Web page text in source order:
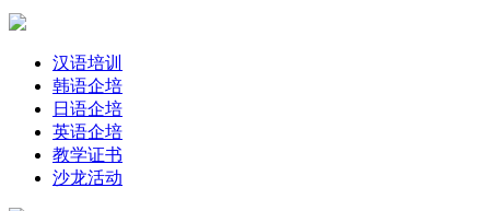
汉语培训
韩语企培
日语企培
英语企培
教学证书
沙龙活动